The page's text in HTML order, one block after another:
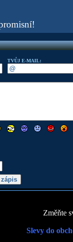
TVŮJ E-MAIL:
Změňte
Slevy do